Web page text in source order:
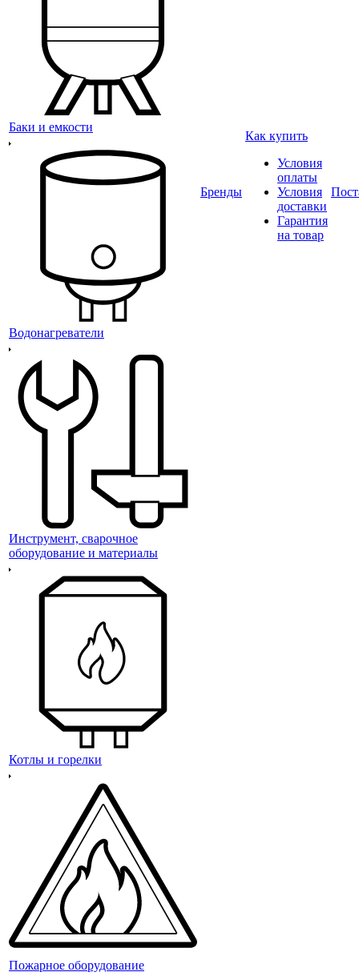
Баки и емкости
Водонагреватели
Инструмент, сварочное
оборудование и материалы
Котлы и горелки
Пожарное оборудование
Бренды
Как купить
Условия
оплаты
Условия
доставки
Гарантия
на товар